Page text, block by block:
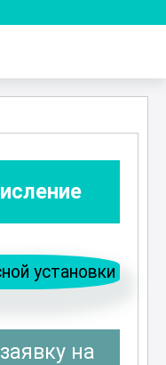
на